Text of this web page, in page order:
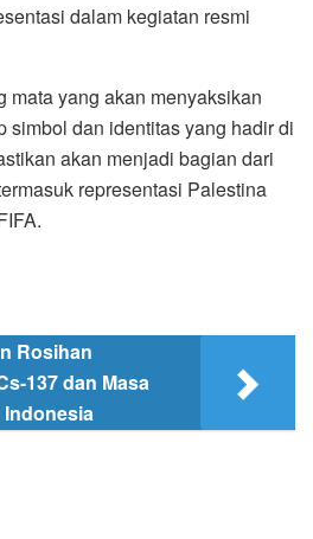
dalam kegiatan resmi
mata yang akan menyaksikan
simbol dan identitas yang hadir di
akan menjadi bagian dari
representasi Palestina
Rosihan
137 dan Masa
Indonesia